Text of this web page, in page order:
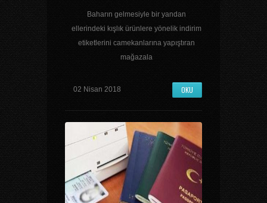
Baharın gelmesiyle bir yandan
ellerindeki kışlık ürünlere yönelik indirim
etiketlerini camekanlarına yapıştıran
mağazala
02 Nisan 2018 OKU